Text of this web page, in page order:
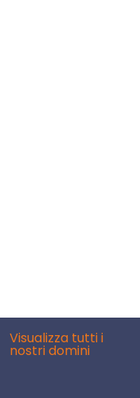
Visualizza tutti i
nostri domini